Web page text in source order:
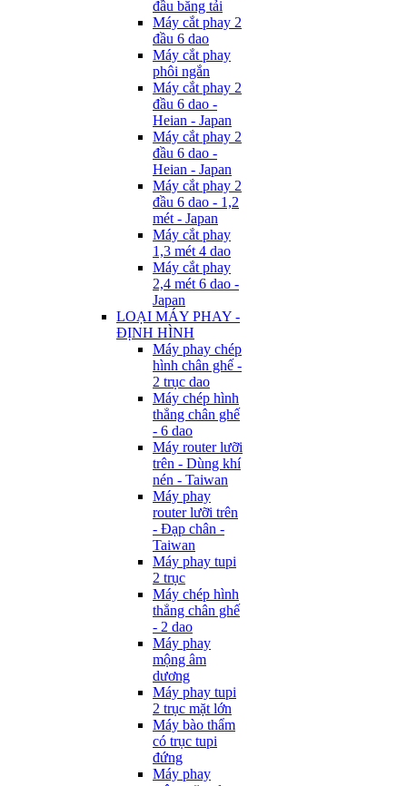
đầu băng tải
Máy cắt phay 2
đầu 6 dao
Máy cắt phay
phôi ngắn
Máy cắt phay 2
đầu 6 dao -
Heian - Japan
Máy cắt phay 2
đầu 6 dao -
Heian - Japan
Máy cắt phay 2
đầu 6 dao - 1,2
mét - Japan
Máy cắt phay
1,3 mét 4 dao
Máy cắt phay
2,4 mét 6 dao -
Japan
LOẠI MÁY PHAY -
ĐỊNH HÌNH
Máy phay chép
hình chân ghế -
2 trục dao
Máy chép hình
thẳng chân ghế
- 6 dao
Máy router lưỡi
trên - Dùng khí
nén - Taiwan
Máy phay
router lưỡi trên
- Đạp chân -
Taiwan
Máy phay tupi
2 trục
Máy chép hình
thẳng chân ghế
- 2 dao
Máy phay
mộng âm
dương
Máy phay tupi
2 trục mặt lớn
Máy bào thẩm
có trục tupi
đứng
Máy phay